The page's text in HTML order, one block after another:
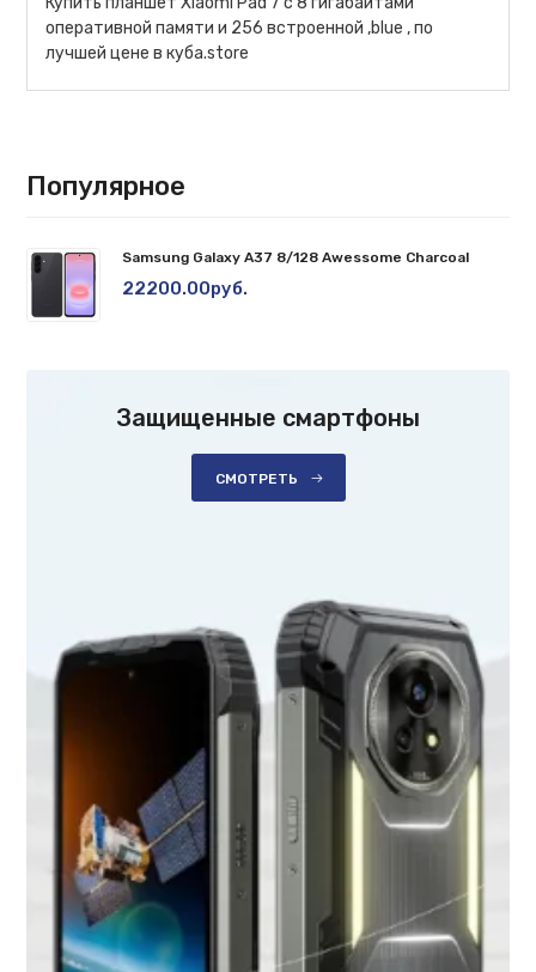
оперативной памяти и 256 встроенной ,blue , по
лучшей цене в куба.store
Популярное
Samsung Galaxy A37 8/128 Awessome Charcoal
22200.00руб.
Защищенные смартфоны
СМОТРЕТЬ